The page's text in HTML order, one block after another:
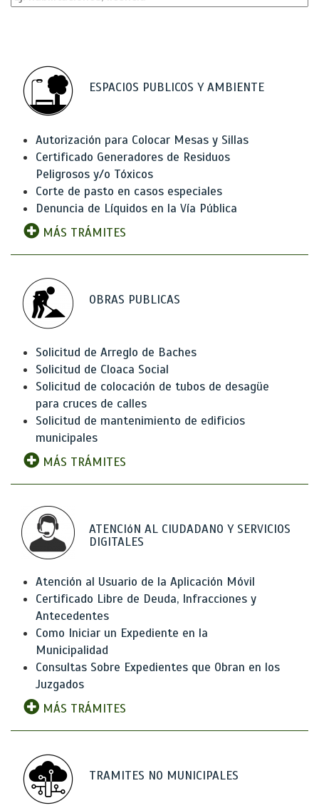
ESPACIOS PUBLICOS Y AMBIENTE
Autorización para Colocar Mesas y Sillas
Certificado Generadores de Residuos
Peligrosos y/o Tóxicos
Corte de pasto en casos especiales
Denuncia de Líquidos en la Vía Pública
MÁS TRÁMITES
OBRAS PUBLICAS
Solicitud de Arreglo de Baches
Solicitud de Cloaca Social
Solicitud de colocación de tubos de desagüe
para cruces de calles
Solicitud de mantenimiento de edificios
municipales
MÁS TRÁMITES
ATENCIóN AL CIUDADANO Y SERVICIOS
DIGITALES
Atención al Usuario de la Aplicación Móvil
Certificado Libre de Deuda, Infracciones y
Antecedentes
Como Iniciar un Expediente en la
Municipalidad
Consultas Sobre Expedientes que Obran en los
Juzgados
MÁS TRÁMITES
TRAMITES NO MUNICIPALES